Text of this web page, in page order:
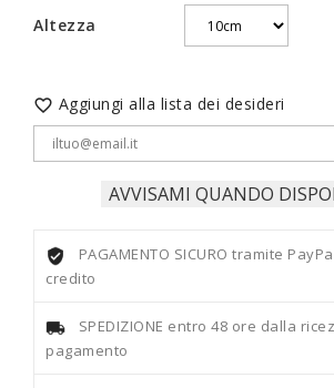
Altezza
 Aggiungi alla lista dei desideri
AVVISAMI QUANDO
PAGAMENTO SICURO tramite
credito
SPEDIZIONE entro 48 ore dalla
pagamento